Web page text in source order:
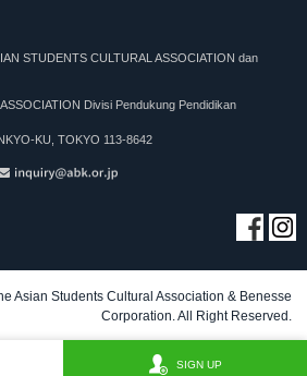
STUDENTS CULTURAL ASSOCIATION dan
Divisi Pendukung Pendidikan
KU, TOKYO 113-8642
Asian Students Cultural Association & Benesse
Corporation. All Right Reserved.
SIGN UP